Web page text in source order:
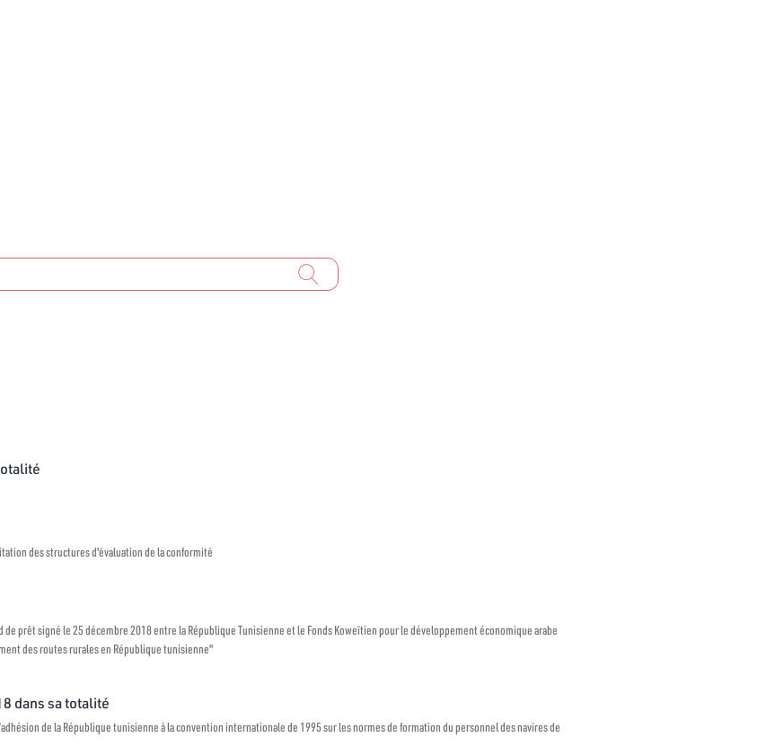
des structures d'évaluation de la conformité
prêt signé le 25 décembre 2018 entre la République Tunisienne et le Fonds Koweïtien pour le développement économique arabe
des routes rurales en République tunisienne"
dans sa totalité
de la République tunisienne à la convention internationale de 1995 sur les normes de formation du personnel des navires de